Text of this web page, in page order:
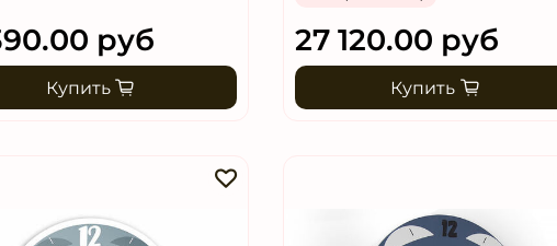
руб
Купить
27 120.00 руб
Купить